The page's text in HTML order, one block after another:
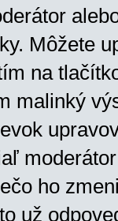
Môžete
na
malinký
ho
už